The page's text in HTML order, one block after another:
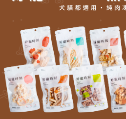
粗蛋白：40％
粗脂肪：18％
粗灰分：9％
粗纖維：4％
水分：10％
鈣：1.4％
磷：1.1％
鎂：0.1％
牛磺酸：0.1％
Omega-3／6：1.2％／3％